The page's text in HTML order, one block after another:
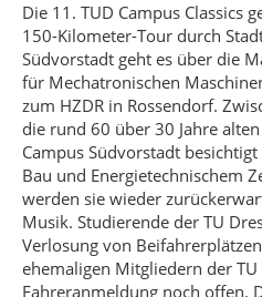
Die 11. TUD Campus Classics
150-Kilometer-Tour durch
Südvorstadt geht es über die
für Mechatronischen
zum HZDR in Rossendorf.
die rund 60 über 30 Jahre
Campus Südvorstadt
Bau und Energietechnischem
werden sie wieder
Musik. Studierende der TU
Verlosung von
ehemaligen Mitgliedern der
Fahreranmeldung noch offen.